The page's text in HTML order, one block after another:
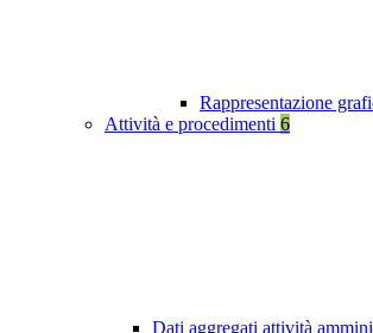
Rappresentazione
Attività e procedimenti 6
Dati aggregati attività